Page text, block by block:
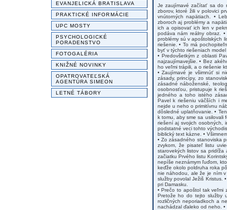
EVANJELICKÁ BRATISLAVA
PRAKTICKÉ INFORMÁCIE
UPC MOSTY
PSYCHOLOGICKÉ
PORADENSTVO
FOTOGALÉRIA
KNIŽNÉ NOVINKY
OPATROVATEĽSKÁ
AGENTÚRA SIMEON
LETNÉ TÁBORY
Je zaujímavé začítať sa do
zborov, ktoré žili v polovici
vnútorných napätiach. •
zboroch aj problémy a
ich a opisovať ich len v
podáva nám reálny obraz.
problémy sú v apoštolských
riešenie. • To má
byť v týchto riešeniach
• Predovšetkým z oblasti
najzaujímavejšie. • Bez
ho veľmi trápili, a o riešenie
• Zaujímavé je všimnúť si
zásady, princípy, zo
zásadné náboženské,
osobnosťou, pristupuje k
jedného a toho istého
Pavel k riešeniu väčších i
nejde u neho o primitívnu
dôsledné uplatňovanie. •
k tomu, aby sme sa usilovali
riešení aj svojich osobných,
podstatné veci tohto
biblický text kázne. •
• Zo zásadného stanoviska
zvykom, že pisateľ listu
starovekých listov sa
začiatku Prvého listu
nepíše neznámym ľuďom,
keďže okolo poldruha roka
nie náhodou, ale že je ním
služby povolal Ježiš Kristus.
pri Damasku.
• Prečo to apoštol tak veľmi
Pretože ho do tejto služby
rozličných neporiadkoch a
nachádzal ďaleko od neho.